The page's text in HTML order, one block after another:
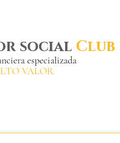
social Club
especializada
VALOR